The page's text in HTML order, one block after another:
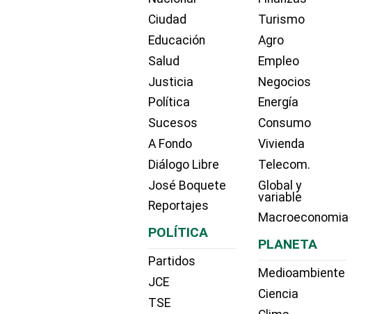
Ciudad
Educación
Salud
Justicia
Política
Sucesos
A Fondo
Diálogo Libre
José Boquete
Reportajes
POLÍTICA
Partidos
JCE
TSE
Turismo
Agro
Empleo
Negocios
Energía
Consumo
Vivienda
Telecom.
Global y
variable
Macroeconomia
PLANETA
Medioambiente
Ciencia